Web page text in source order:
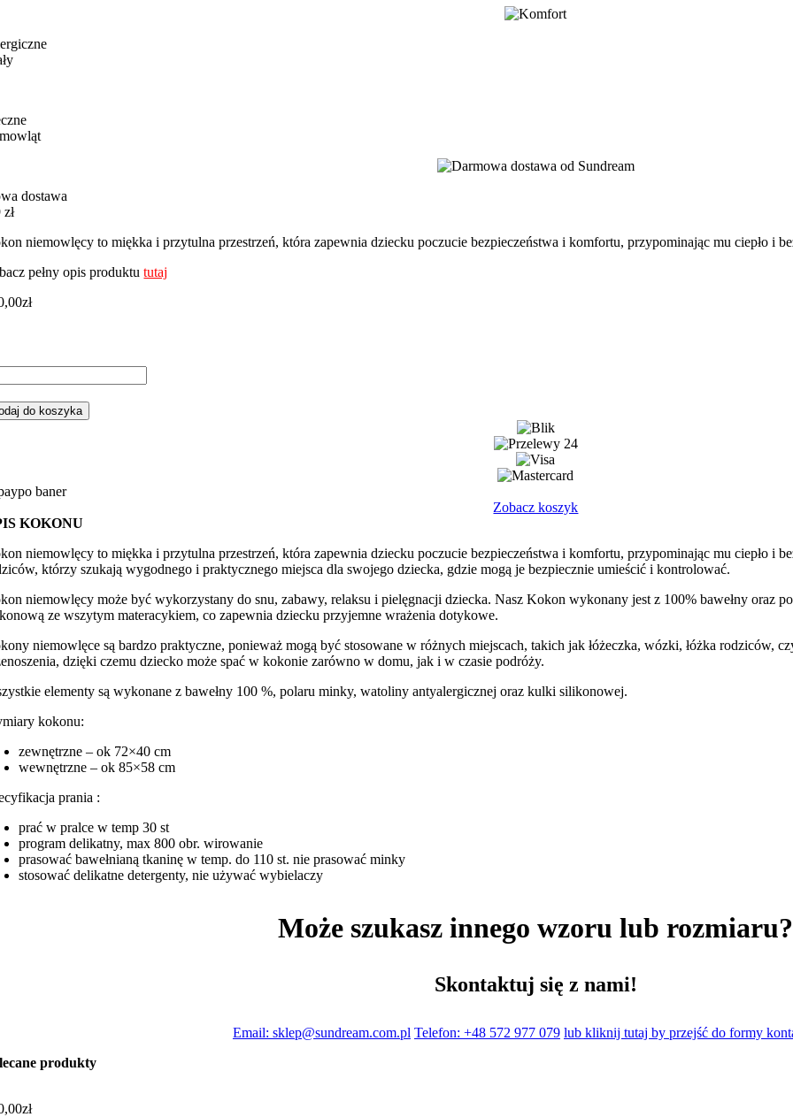
dostawa
niemowlęcy to miękka i przytulna przestrzeń, która zapewnia dziecku poczucie bezpieczeństwa i komfortu, przypominając mu ciepło i
pełny opis produktututaj
zł
do koszyka
Zobacz koszyk
KOKONU
niemowlęcy to miękka i przytulna przestrzeń, która zapewnia dziecku poczucie bezpieczeństwa i komfortu, przypominając mu ciepło i
którzy szukają wygodnego i praktycznego miejsca dla swojego dziecka, gdzie mogą je bezpiecznie umieścić i kontrolować.
niemowlęcy może być wykorzystany do snu, zabawy, relaksu i pielęgnacji dziecka. Nasz Kokon wykonany jest z 100% bawełny oraz
ze wszytym materacykiem, co zapewnia dziecku przyjemne wrażenia dotykowe.
niemowlęce są bardzo praktyczne, ponieważ mogą być stosowane w różnych miejscach, takich jak łóżeczka, wózki, łóżka rodziców,
dzięki czemu dziecko może spać w kokonie zarówno w domu, jak i w czasie podróży.
elementy są wykonane z bawełny 100 %, polaru minky, watoliny antyalergicznej oraz kulki silikonowej.
kokonu:
zewnętrzne – ok 72×40 cm
wewnętrzne – ok 85×58 cm
prania :
prać w pralce w temp 30 st
program delikatny, max 800 obr. wirowanie
prasować bawełnianą tkaninę w temp. do 110 st. nie prasować minky
stosować delikatne detergenty, nie używać wybielaczy
Może szukasz innego wzoru lub rozmiaru?
Skontaktuj się z nami!
Email: sklep@sundream.com.pl Telefon: +48 572 977 079 lub kliknij tutaj by przejść do formy
produkty
zł